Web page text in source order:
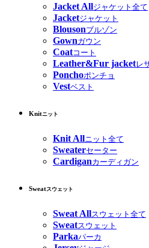
Jacket Allジャケット全て
Jacketジャケット
Blousonブルゾン
Gownガウン
Coatコート
Leather&Fur jacketレ
Ponchoポンチョ
Vestベスト
Knitニット
Knit Allニット全て
Sweaterセーター
Cardiganカーディガン
Sweatスウェット
Sweat Allスウェット全て
Sweatスウェット
Parkaパーカ